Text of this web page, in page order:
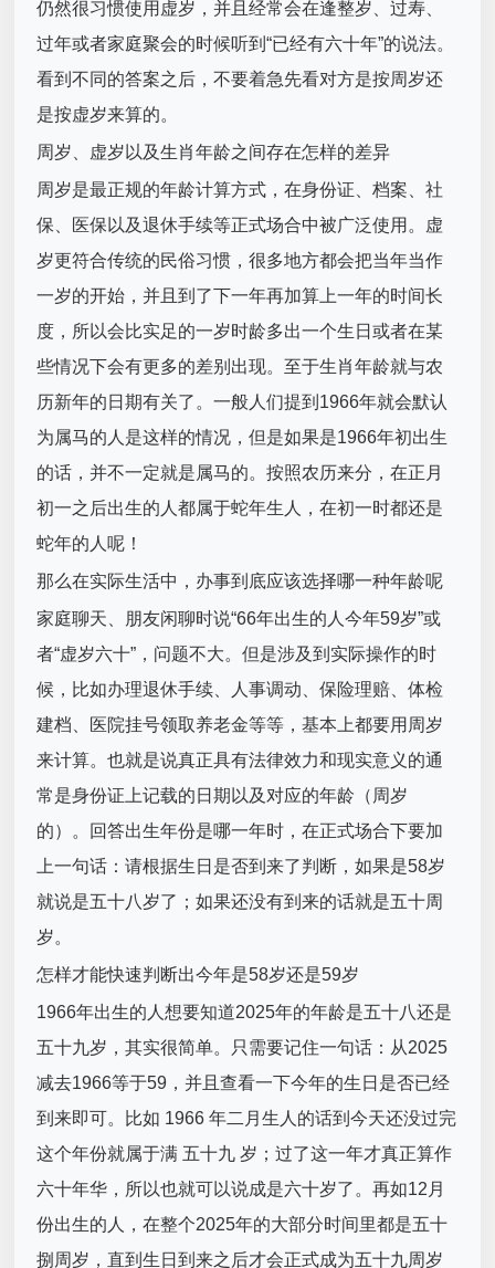
仍然很习惯使用虚岁，并且经常会在逢整岁、过寿、
过年或者家庭聚会的时候听到“已经有六十年”的说法。
看到不同的答案之后，不要着急先看对方是按周岁还
是按虚岁来算的。
周岁、虚岁以及生肖年龄之间存在怎样的差异
周岁是最正规的年龄计算方式，在身份证、档案、社
保、医保以及退休手续等正式场合中被广泛使用。虚
岁更符合传统的民俗习惯，很多地方都会把当年当作
一岁的开始，并且到了下一年再加算上一年的时间长
度，所以会比实足的一岁时龄多出一个生日或者在某
些情况下会有更多的差别出现。至于生肖年龄就与农
历新年的日期有关了。一般人们提到1966年就会默认
为属马的人是这样的情况，但是如果是1966年初出生
的话，并不一定就是属马的。按照农历来分，在正月
初一之后出生的人都属于蛇年生人，在初一时都还是
蛇年的人呢！
那么在实际生活中，办事到底应该选择哪一种年龄呢
家庭聊天、朋友闲聊时说“66年出生的人今年59岁”或
者“虚岁六十”，问题不大。但是涉及到实际操作的时
候，比如办理退休手续、人事调动、保险理赔、体检
建档、医院挂号领取养老金等等，基本上都要用周岁
来计算。也就是说真正具有法律效力和现实意义的通
常是身份证上记载的日期以及对应的年龄（周岁
的）。回答出生年份是哪一年时，在正式场合下要加
上一句话：请根据生日是否到来了判断，如果是58岁
就说是五十八岁了；如果还没有到来的话就是五十周
岁。
怎样才能快速判断出今年是58岁还是59岁
1966年出生的人想要知道2025年的年龄是五十八还是
五十九岁，其实很简单。只需要记住一句话：从2025
减去1966等于59，并且查看一下今年的生日是否已经
到来即可。比如 1966 年二月生人的话到今天还没过完
这个年份就属于满 五十九 岁；过了这一年才真正算作
六十年华，所以也就可以说成是六十岁了。再如12月
份出生的人，在整个2025年的大部分时间里都是五十
捌周岁，直到生日到来之后才会正式成为五十九周岁